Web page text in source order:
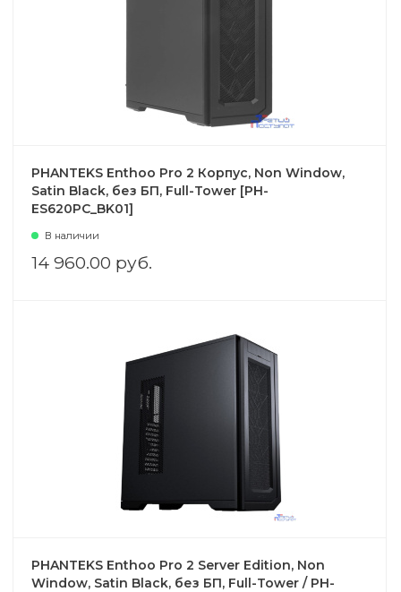
PHANTEKS Enthoo Pro 2 Корпус, Non Window,
Satin Black, без БП, Full-Tower [PH-
ES620PC_BK01]
В наличии
14 960.00 руб.
PHANTEKS Enthoo Pro 2 Server Edition, Non
Window, Satin Black, без БП, Full-Tower / PH-